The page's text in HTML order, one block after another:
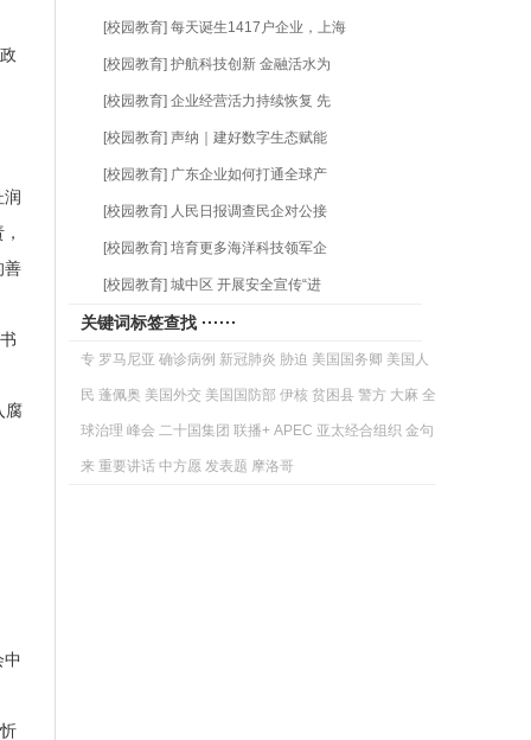
润
善
腐
[校园教育] 每天诞生1417户企业，上海
[校园教育] 护航科技创新 金融活水为
[校园教育] 企业经营活力持续恢复 先
[校园教育] 声纳｜建好数字生态赋能
[校园教育] 广东企业如何打通全球产
[校园教育] 人民日报调查民企对公接
[校园教育] 培育更多海洋科技领军企
[校园教育] 城中区 开展安全宣传“进
关键词标签查找 ······
专 罗马尼亚 确诊病例 新冠肺炎 胁迫 美国国务卿 美国人
民 蓬佩奥 美国外交 美国国防部 伊核 贫困县 警方 大麻 全
球治理 峰会 二十国集团 联播+ APEC 亚太经合组织 金句
来 重要讲话 中方愿 发表题 摩洛哥